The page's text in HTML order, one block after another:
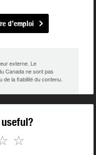
d’emploi
externe. Le
Canada ne sont pas
de la fiabilité du contenu.
☆